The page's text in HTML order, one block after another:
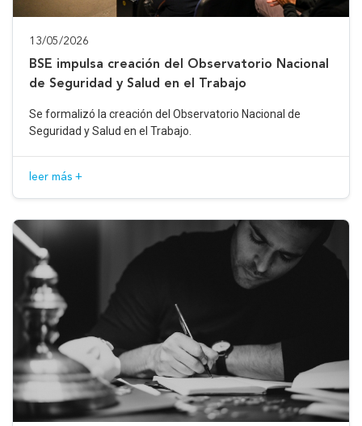
13/05/2026
BSE impulsa creación del Observatorio Nacional
de Seguridad y Salud en el Trabajo
Se formalizó la creación del Observatorio Nacional de
Seguridad y Salud en el Trabajo.
leer más +